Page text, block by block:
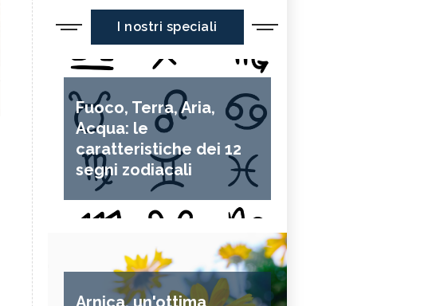
I nostri speciali
Fuoco, Terra, Aria,
Acqua: le
caratteristiche dei 12
segni zodiacali
Arnica, un'ottima